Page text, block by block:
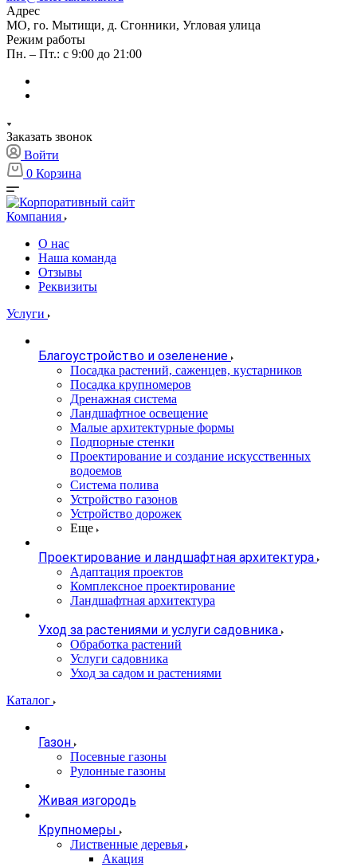
Адрес
МО, го. Мытищи, д. Сгонники, Угловая улица
Режим работы
Пн. – Пт.: с 9:00 до 21:00
Заказать звонок
Войти
0 Корзина
Компания
О нас
Наша команда
Отзывы
Реквизиты
Услуги
Благоустройство и озеленение
Посадка растений, саженцев, кустарников
Посадка крупномеров
Дренажная система
Ландшафтное освещение
Малые архитектурные формы
Подпорные стенки
Проектирование и создание искусственных
водоемов
Система полива
Устройство газонов
Устройство дорожек
Еще
Проектирование и ландшафтная архитектура
Адаптация проектов
Комплексное проектирование
Ландшафтная архитектура
Уход за растениями и услуги садовника
Обработка растений
Услуги садовника
Уход за садом и растениями
Каталог
Газон
Посевные газоны
Рулонные газоны
Живая изгородь
Крупномеры
Лиственные деревья
Акация